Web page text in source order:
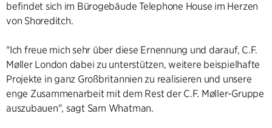
befindet sich im Bürogebäude Telephone House im Herzen
von Shoreditch.
"Ich freue mich sehr über diese Ernennung und darauf, C.F.
Møller London dabei zu unterstützen, weitere beispielhafte
Projekte in ganz Großbritannien zu realisieren und unsere
enge Zusammenarbeit mit dem Rest der C.F. Møller-Gruppe
auszubauen", sagt Sam Whatman.